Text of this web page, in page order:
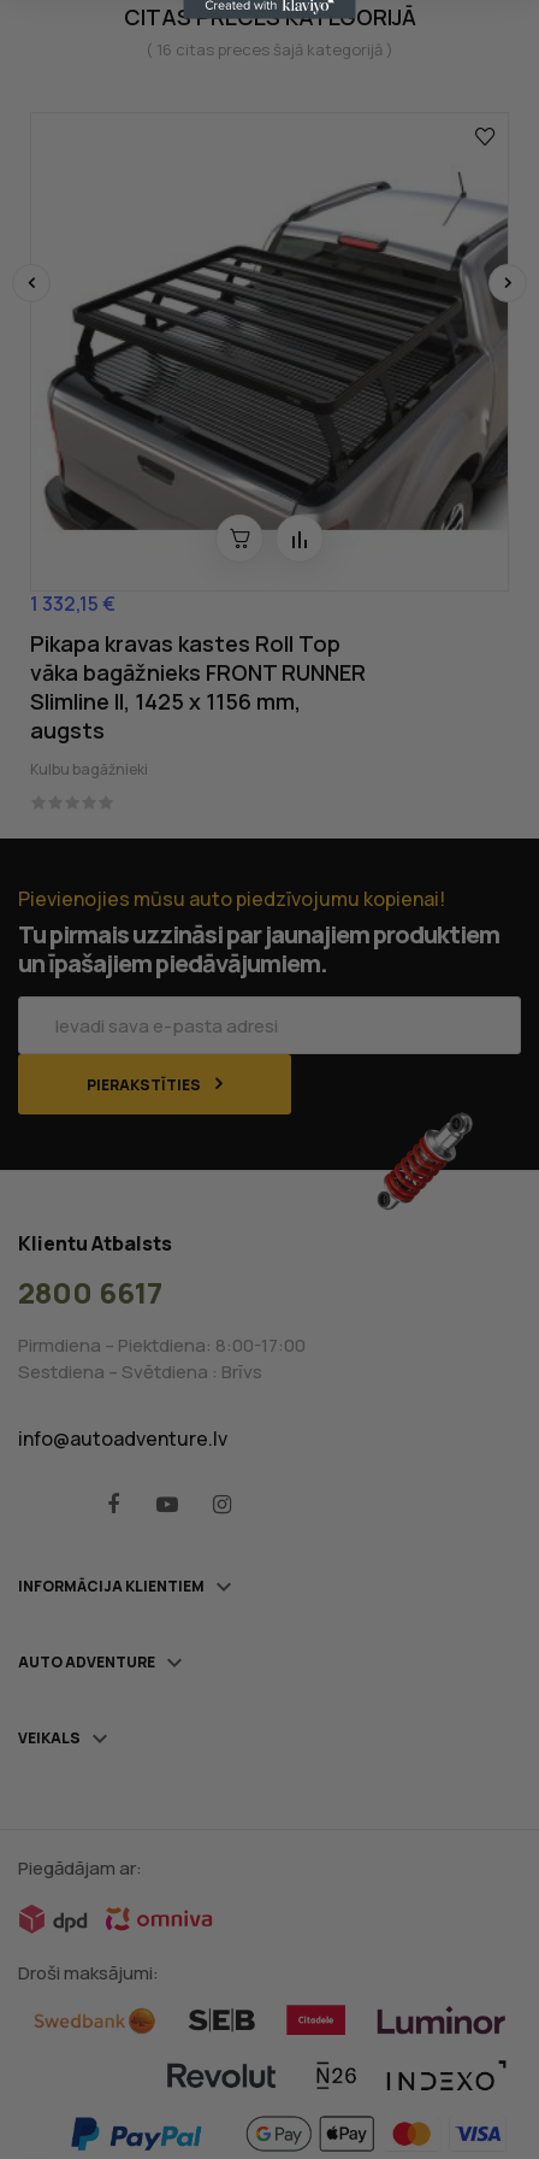
CITAS PRECES KATEGORIJĀ
( 16 citas preces šajā kategorijā )
Cena
1 332,15 €
Pikapa kravas kastes Roll Top
vāka bagāžnieks FRONT RUNNER
Slimline II, 1425 x 1156 mm,
augsts
Kulbu bagāžnieki
Pievienojies mūsu auto piedzīvojumu kopienai!
Tu pirmais uzzināsi par jaunajiem produktiem
un īpašajiem piedāvājumiem.
PIERAKSTĪTIES
Klientu Atbalsts
2800 6617
Pirmdiena – Piektdiena: 8:00-17:00
Sestdiena – Svētdiena : Brīvs
info@autoadventure.lv
INFORMĀCIJA KLIENTIEM 
AUTO ADVENTURE 
VEIKALS 
FacebookYouTube
Piegādājam ar:
Droši maksājumi: